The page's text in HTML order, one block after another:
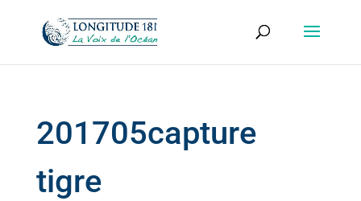
201705capture
tigre